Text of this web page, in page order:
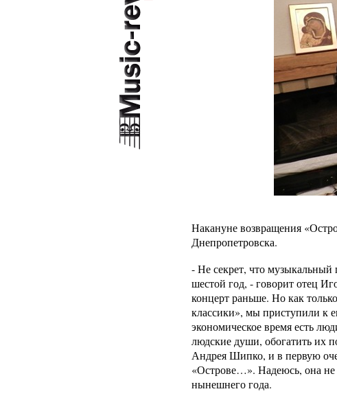
Накануне возвращения
Днепропетровска.
- Не секрет, что музыкальный
шестой год, - говорит отец
концерт раньше. Но как
классики», мы приступили к
экономическое время есть
людские души, обогатить их
Андрея Шипко, и в первую
«Острове…». Надеюсь, она не
нынешнего года.